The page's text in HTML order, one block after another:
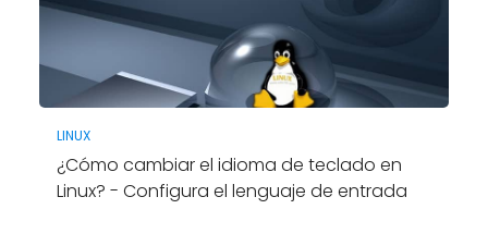
LINUX
¿Cómo cambiar el idioma de teclado en
Linux? - Configura el lenguaje de entrada